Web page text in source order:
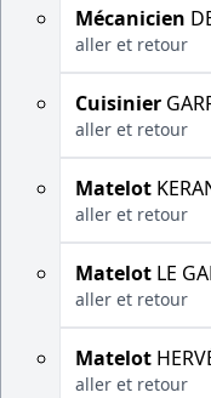
Mécanicien
aller et retour
Cuisinier
aller et retour
Matelot
aller et retour
Matelot LE
aller et retour
Matelot
aller et retour